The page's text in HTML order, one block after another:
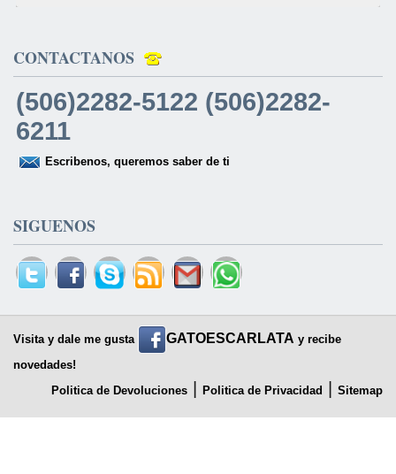
CONTACTANOS
(506)2282-5122 (506)2282-
6211
Escribenos, queremos saber de ti
SIGUENOS
Visita y dale me gusta GATOESCARLATA y recibe
novedades!
Politica de Devoluciones
Politica de Privacidad Sitemap